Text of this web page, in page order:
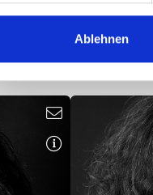
Ablehnen
M.